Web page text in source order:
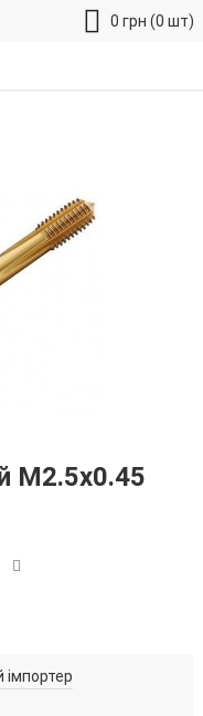
0 грн (0 шт)
М2.5х0.45
імпортер